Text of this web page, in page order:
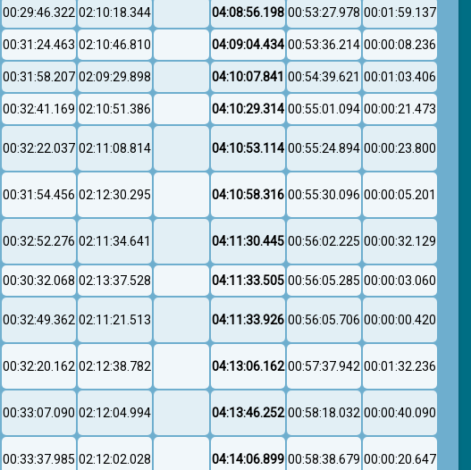
00:29:46.322 02:10:18.344 04:08:56.198 00:53:27.978 00:01:59.137
00:31:24.463 02:10:46.810 04:09:04.434 00:53:36.214 00:00:08.236
00:31:58.207 02:09:29.898 04:10:07.841 00:54:39.621 00:01:03.406
00:32:41.169 02:10:51.386 04:10:29.314 00:55:01.094 00:00:21.473
00:32:22.037 02:11:08.814 04:10:53.114 00:55:24.894 00:00:23.800
00:31:54.456 02:12:30.295 04:10:58.316 00:55:30.096 00:00:05.201
00:32:52.276 02:11:34.641 04:11:30.445 00:56:02.225 00:00:32.129
00:30:32.068 02:13:37.528 04:11:33.505 00:56:05.285 00:00:03.060
00:32:49.362 02:11:21.513 04:11:33.926 00:56:05.706 00:00:00.420
00:32:20.162 02:12:38.782 04:13:06.162 00:57:37.942 00:01:32.236
00:33:07.090 02:12:04.994 04:13:46.252 00:58:18.032 00:00:40.090
00:33:37.985 02:12:02.028 04:14:06.899 00:58:38.679 00:00:20.647